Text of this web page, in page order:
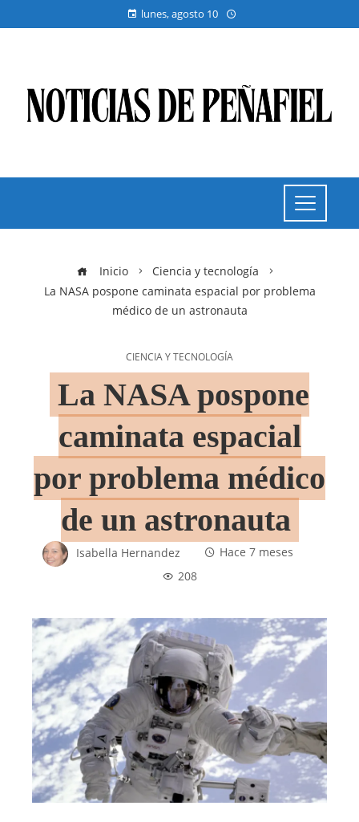
lunes, agosto 10
Inicio
Ciencia y tecnología
La NASA pospone caminata espacial por problema
médico de un astronauta
CIENCIA Y TECNOLOGÍA
La NASA pospone
caminata espacial
por problema médico
de un astronauta
Isabella Hernandez
Hace 7 meses
208